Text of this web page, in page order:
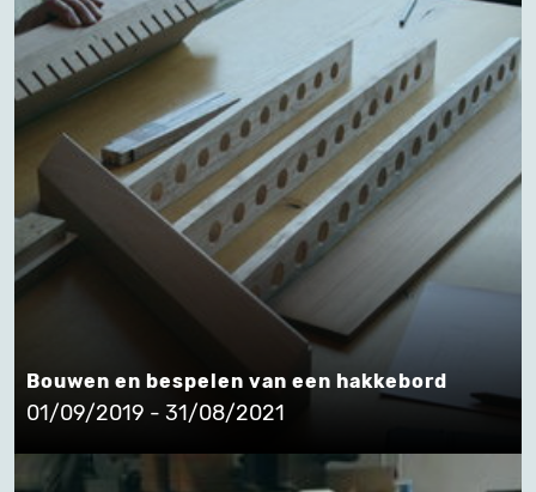
Bouwen en bespelen van een hakkebord
01/09/2019 - 31/08/2021